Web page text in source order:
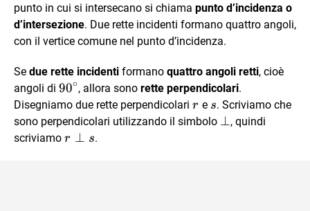
punto in cui si intersecano si chiama punto d’incidenza o
d’intersezione. Due rette incidenti formano quattro angoli,
con il vertice comune nel punto d’incidenza.
Se due rette incidenti formano quattro angoli retti, cioè
angoli di 90^\circ
90∘, allora sono rette perpendicolari.
Disegniamo due rette perpendicolari r
r e s
s. Scriviamo che
sono perpendicolari utilizzando il simbolo \perp
⊥, quindi
scriviamo r
r ⊥ s.